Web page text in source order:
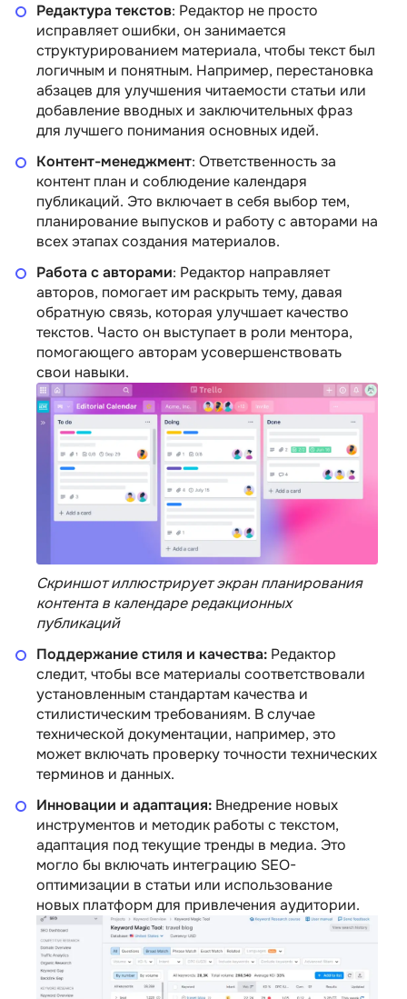
Редактура текстов: Редактор не просто
исправляет ошибки, он занимается
структурированием материала, чтобы текст был
логичным и понятным. Например, перестановка
абзацев для улучшения читаемости статьи или
добавление вводных и заключительных фраз
для лучшего понимания основных идей.
Контент-менеджмент: Ответственность за
контент план и соблюдение календаря
публикаций. Это включает в себя выбор тем,
планирование выпусков и работу с авторами на
всех этапах создания материалов.
Работа с авторами: Редактор направляет
авторов, помогает им раскрыть тему, давая
обратную связь, которая улучшает качество
текстов. Часто он выступает в роли ментора,
помогающего авторам усовершенствовать
свои навыки.
Скриншот иллюстрирует экран планирования
контента в календаре редакционных
публикаций
Поддержание стиля и качества: Редактор
следит, чтобы все материалы соответствовали
установленным стандартам качества и
стилистическим требованиям. В случае
технической документации, например, это
может включать проверку точности технических
терминов и данных.
Инновации и адаптация: Внедрение новых
инструментов и методик работы с текстом,
адаптация под текущие тренды в медиа. Это
могло бы включать интеграцию SEO-
оптимизации в статьи или использование
новых платформ для привлечения аудитории.